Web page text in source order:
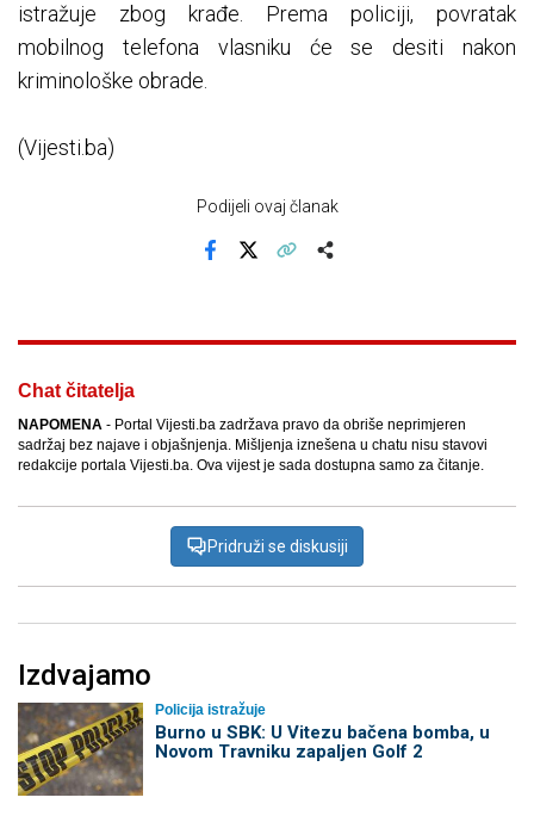
istražuje zbog krađe. Prema policiji, povratak
mobilnog telefona vlasniku će se desiti nakon
kriminološke obrade.
(Vijesti.ba)
Podijeli ovaj članak
Chat čitatelja
NAPOMENA - Portal Vijesti.ba zadržava pravo da obriše neprimjeren
sadržaj bez najave i objašnjenja. Mišljenja iznešena u chatu nisu stavovi
redakcije portala Vijesti.ba. Ova vijest je sada dostupna samo za čitanje.
Pridruži se diskusiji
Izdvajamo
Policija istražuje
Burno u SBK: U Vitezu bačena bomba, u
Novom Travniku zapaljen Golf 2